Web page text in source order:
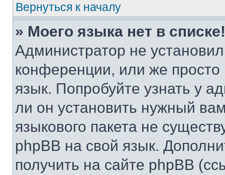
Вернуться к началу
» Моего языка нет в списке!
Администратор не
конференции, или же
язык. Попробуйте узнать у
ли он установить нужный
языкового пакета не
phpBB на свой язык.
получить на сайте phpBB